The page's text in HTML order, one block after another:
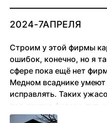
2024-7АПРЕЛЯ
Строим у этой фирмы
ошибок, конечно, но я
сфере пока ещё нет
Медном всаднике
исправлять. Таких
про другие фирмы, тут
позже отзыв, когда